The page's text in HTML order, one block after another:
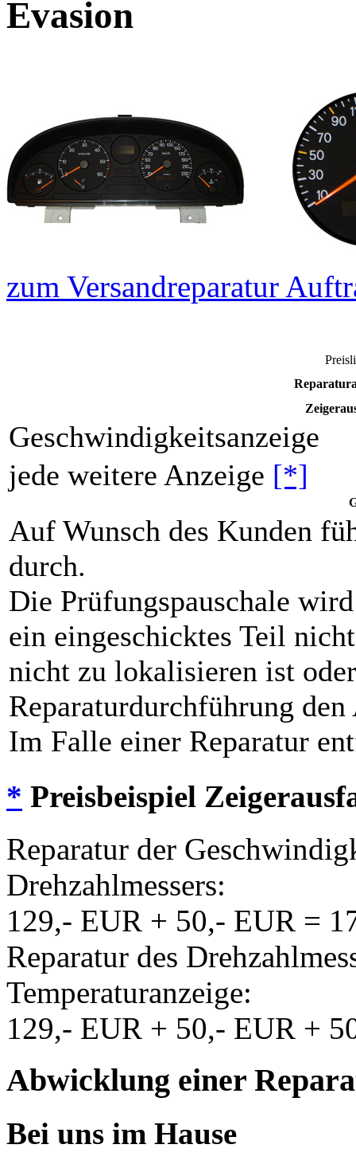
Evasion
zum Versandreparatur
Geschwindigkeitsanzeige
jede weitere Anzeige [*]
Auf Wunsch des Kunden
durch.
Die Prüfungspauschale
ein eingeschicktes Teil
nicht zu lokalisieren ist
Reparaturdurchführung
Im Falle einer Reparatur
* Preisbeispiel
Reparatur der
Drehzahlmessers:
129,- EUR + 50,- EUR =
Reparatur des
Temperaturanzeige:
129,- EUR + 50,- EUR +
Abwicklung einer
Bei uns im Hause